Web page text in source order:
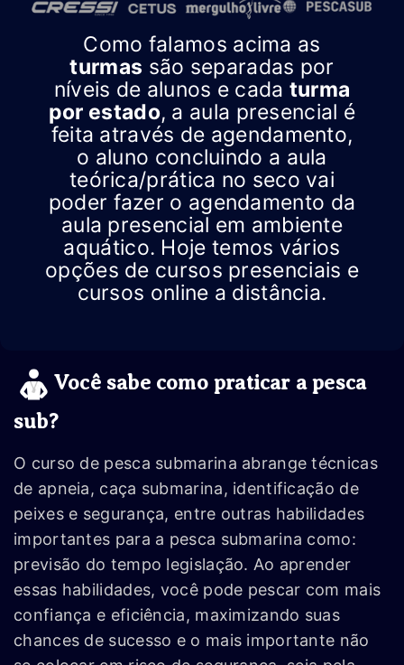
Como falamos acima as
turmas são separadas por
níveis de alunos e cada turma
por estado, a aula presencial é
feita através de agendamento,
o aluno concluindo a aula
teórica/prática no seco vai
poder fazer o agendamento da
aula presencial em ambiente
aquático. Hoje temos vários
opções de cursos presenciais e
cursos online a distância.
Você sabe como praticar a pesca
sub?
O curso de pesca submarina abrange técnicas
de apneia, caça submarina, identificação de
peixes e segurança, entre outras habilidades
importantes para a pesca submarina como:
previsão do tempo legislação. Ao aprender
essas habilidades, você pode pescar com mais
confiança e eficiência, maximizando suas
chances de sucesso e o mais importante não